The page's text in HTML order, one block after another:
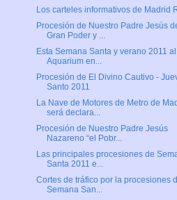
Los carteles informativos de Madrid
Procesión de Nuestro Padre Jesús
Gran Poder y ...
Esta Semana Santa y verano 2011
Aquarium en...
Procesión de El Divino Cautivo -
Santo 2011
La Nave de Motores de Metro de
será declara...
Procesión de Nuestro Padre Jesús
Nazareno “el Pobr...
Las principales procesiones de
Santa 2011 e...
Cortes de tráfico por la procesiones
Semana San...